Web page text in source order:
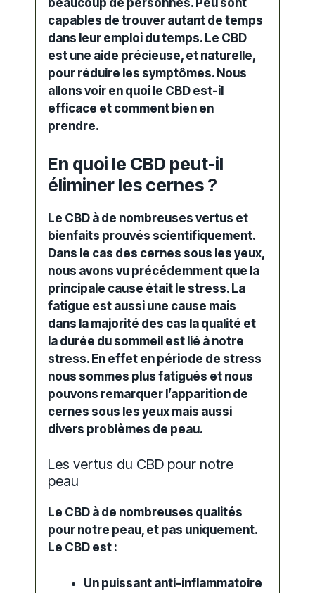
beaucoup de personnes. Peu sont
capables de trouver autant de temps
dans leur emploi du temps. Le CBD
est une aide précieuse, et naturelle,
pour réduire les symptômes. Nous
allons voir en quoi le CBD est-il
efficace et comment bien en
prendre.
En quoi le CBD peut-il
éliminer les cernes ?
Le CBD à de nombreuses vertus et
bienfaits prouvés scientifiquement.
Dans le cas des cernes sous les yeux,
nous avons vu précédemment que la
principale cause était le stress. La
fatigue est aussi une cause mais
dans la majorité des cas la qualité et
la durée du sommeil est lié à notre
stress. En effet en période de stress
nous sommes plus fatigués et nous
pouvons remarquer l’apparition de
cernes sous les yeux mais aussi
divers problèmes de peau.
Les vertus du CBD pour notre
peau
Le CBD à de nombreuses qualités
pour notre peau, et pas uniquement.
Le CBD est :
Un puissant anti-inflammatoire